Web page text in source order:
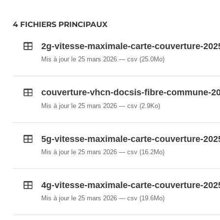
également noter que, en raison de la manière dont
respectifs sont généralement actualisés avec un
Pour de plus amples renseignements, veuillez, s’il
reseaux@ilr.lu.
4 FICHIERS PRINCIPAUX
2g-vitesse-maximale-carte-couverture-
Mis à jour le 25 mars 2026 csv(25.0Mo)
couverture-vhcn-docsis-fibre-commune-
Mis à jour le 25 mars 2026 csv(2.9Ko)
5g-vitesse-maximale-carte-couverture-
Mis à jour le 25 mars 2026 csv(16.2Mo)
4g-vitesse-maximale-carte-couverture-
Mis à jour le 25 mars 2026 csv(19.6Mo)